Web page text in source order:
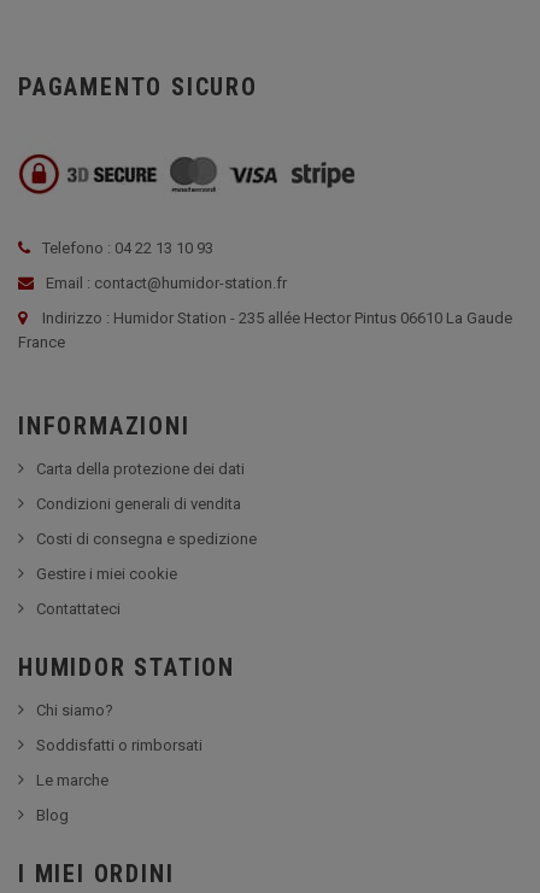
PAGAMENTO SICURO
Telefono : 04 22 13 10 93
Email : contact@humidor-station.fr
Indirizzo : Humidor Station - 235 allée Hector Pintus 06610 La Gaude
France
INFORMAZIONI
Carta della protezione dei dati
Condizioni generali di vendita
Costi di consegna e spedizione
Gestire i miei cookie
Contattateci
HUMIDOR STATION
Chi siamo?
Soddisfatti o rimborsati
Le marche
Blog
I MIEI ORDINI